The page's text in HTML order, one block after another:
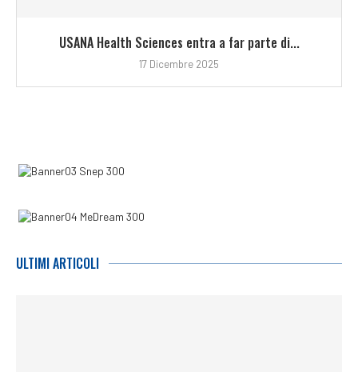
USANA Health Sciences entra a far parte di...
17 Dicembre 2025
ULTIMI ARTICOLI